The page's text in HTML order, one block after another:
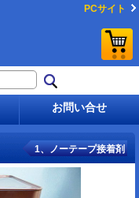
PCサイト
お問い合せ
1、ノーテープ接着剤